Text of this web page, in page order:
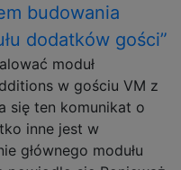
budowania
dodatków gości”
moduł
w gościu VM z
się ten komunikat o
inne jest w
głównego modułu